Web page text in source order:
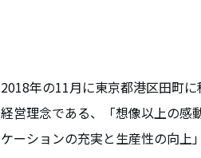
2018年の11月に東京都港区田町に
経営理念である、「想像以上の感
ケーションの充実と生産性の向上